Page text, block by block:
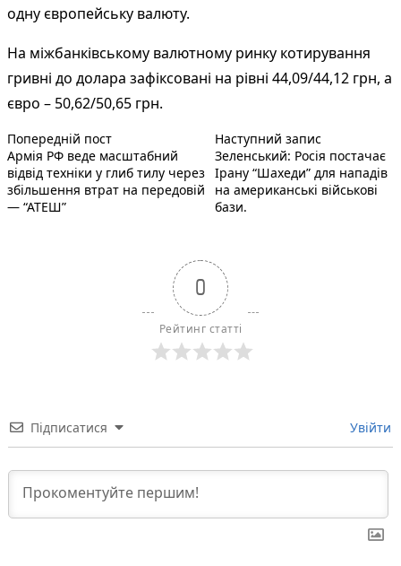
одну європейську валюту.
На міжбанківському валютному ринку котирування
гривні до долара зафіксовані на рівні 44,09/44,12 грн, а
євро – 50,62/50,65 грн.
Навігація
записів
Попередній постПопередній запис:
Армія РФ веде масштабний
відвід техніки у глиб тилу через
збільшення втрат на передовій
— “АТЕШ”
Наступний записНаступний
Зеленський: Росія постачає
Ірану “Шахеди” для нападів
на американські військові
бази.
0
Рейтинг статті
Підписатися Увійти